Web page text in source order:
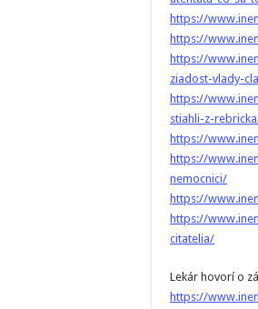
https://
https://
https://
ziadost-vlady-
https://
stiahli-z-
https://
https://
nemocnici/
https://
https://
citatelia/
Lekár hovorí o
https://